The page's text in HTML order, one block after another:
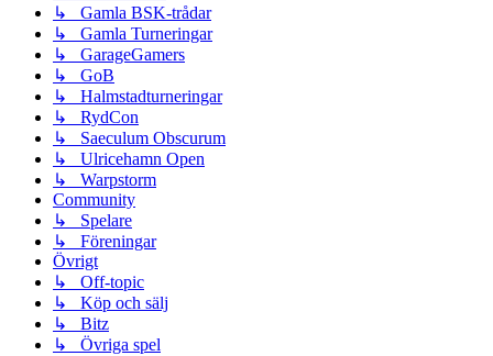
↳ Gamla BSK-trådar
↳ Gamla Turneringar
↳ GarageGamers
↳ GoB
↳ Halmstadturneringar
↳ RydCon
↳ Saeculum Obscurum
↳ Ulricehamn Open
↳ Warpstorm
Community
↳ Spelare
↳ Föreningar
Övrigt
↳ Off-topic
↳ Köp och sälj
↳ Bitz
↳ Övriga spel